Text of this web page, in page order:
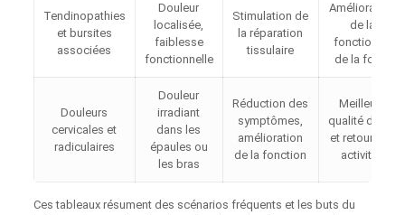
Tendinopathies
et bursites
associées
Douleur
localisée,
faiblesse
fonctionnelle
Stimulation de
la réparation
tissulaire
Amélioration
de la
fonction et
de la force
Douleurs
cervicales et
radiculaires
Douleur
irradiant
dans les
épaules ou
les bras
Réduction des
symptômes,
amélioration
de la fonction
Meilleure
qualité de vie
et retour aux
activités
Ces tableaux résument des scénarios fréquents et les buts du